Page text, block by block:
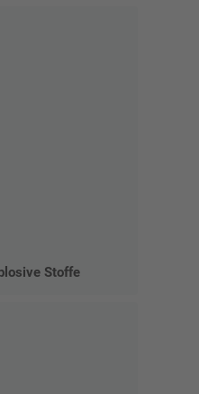
Stoffe